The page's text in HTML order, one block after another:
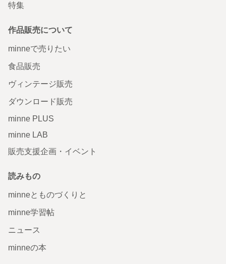
特集
作品販売について
minneで売りたい
食品販売
ヴィンテージ販売
ダウンロード販売
minne PLUS
minne LAB
販売支援企画・イベント
読みもの
minneとものづくりと
minne学習帖
ニュース
minneの本